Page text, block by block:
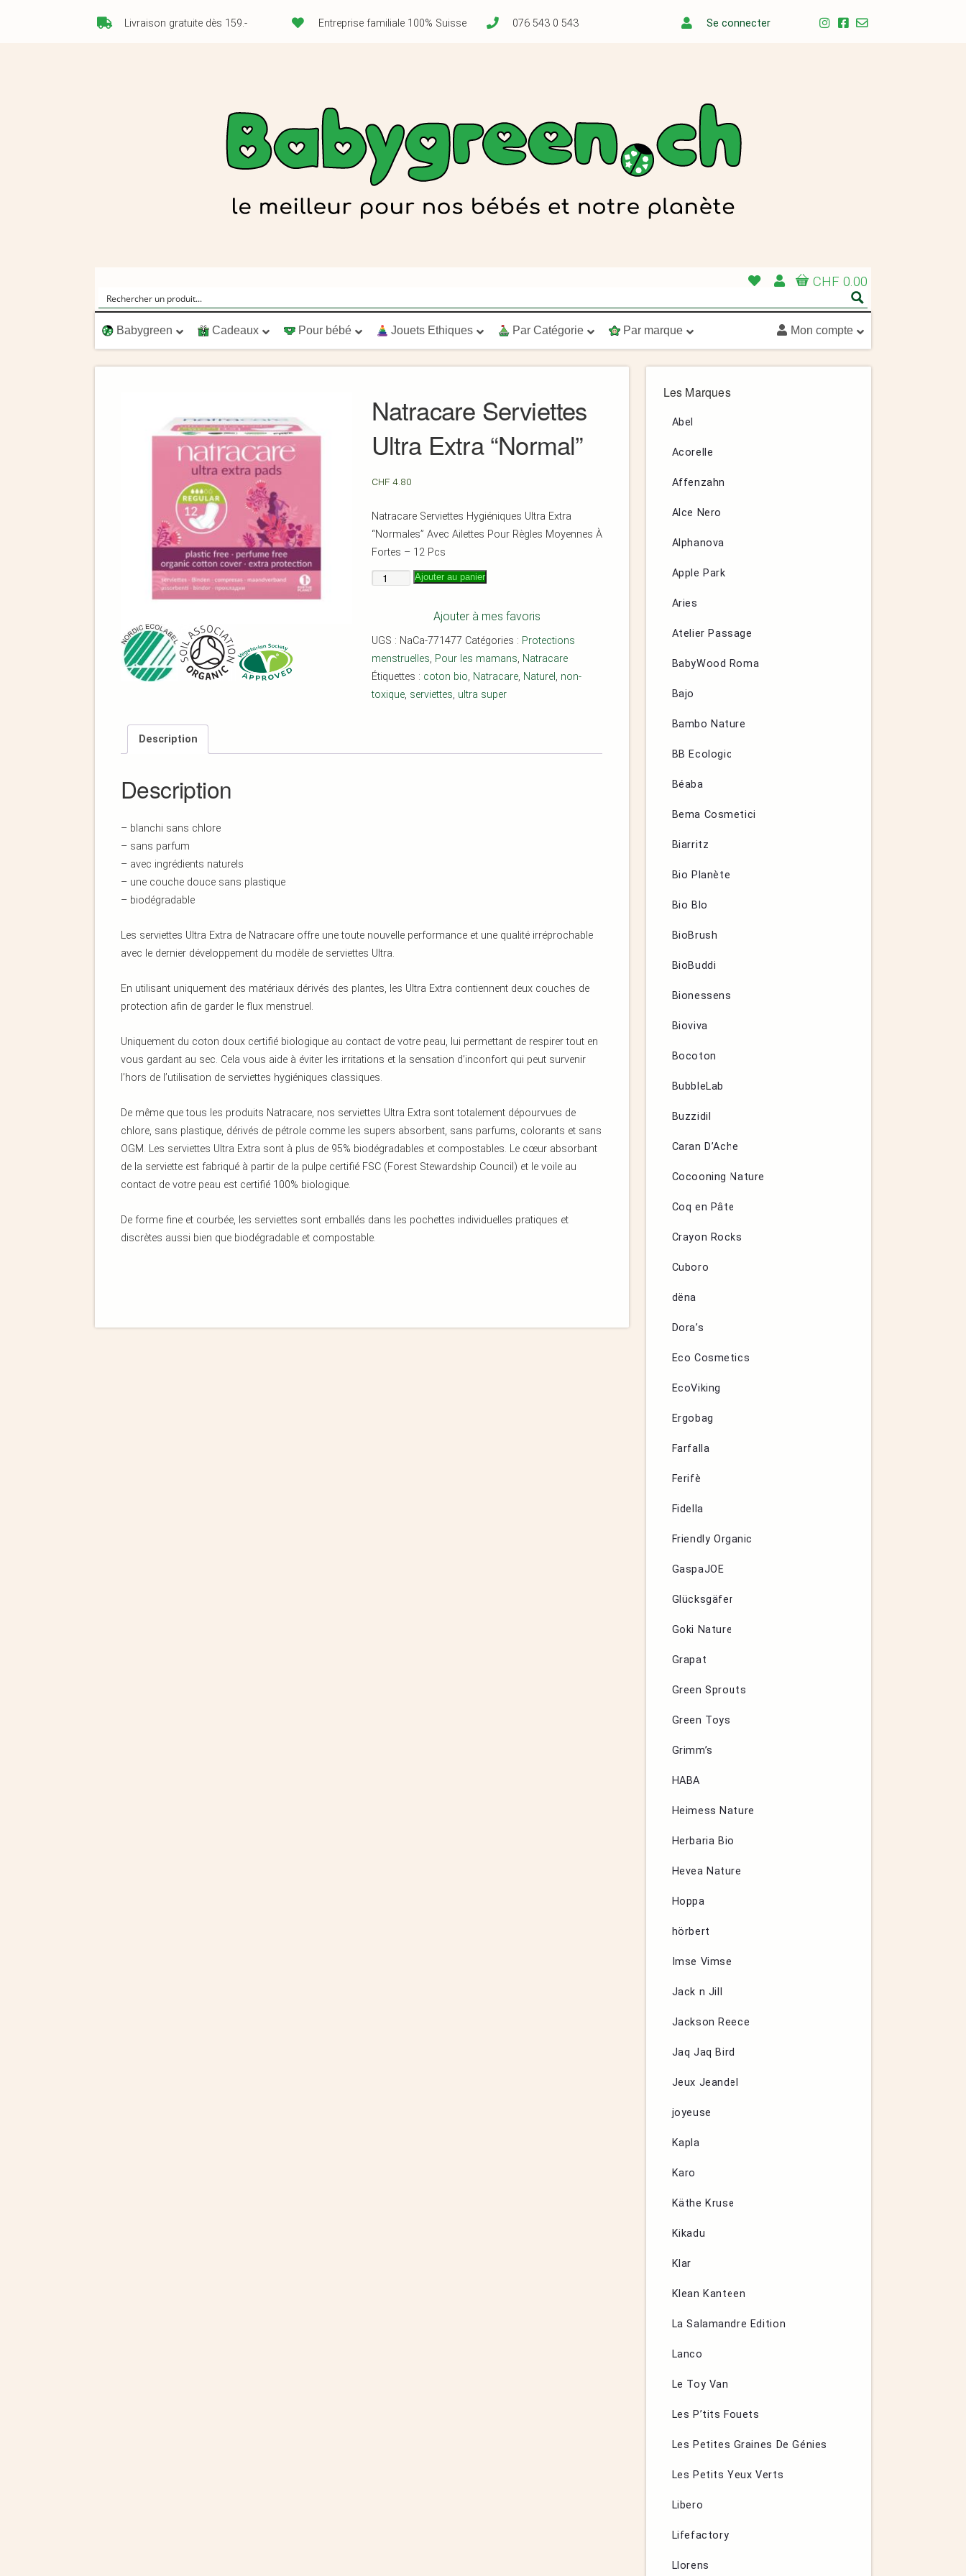
Livraison gratuite dès 159.- Entreprise familiale 100% Suisse 076 543 0 543 Se connecter
CHF 0.00
Babygreen Cadeaux Pour bébé Jouets Ethiques Par Catégorie Par marque Mon compte
Natracare Serviettes
Ultra Extra “Normal”
CHF 4.80
Natracare Serviettes Hygiéniques Ultra Extra
“Normales” Avec Ailettes Pour Règles Moyennes À
Fortes – 12 Pcs
Ajouter au panier
Ajouter à mes favoris
UGS : NaCa-771477 Catégories : Protections
menstruelles, Pour les mamans, Natracare
Étiquettes : coton bio, Natracare, Naturel , non-
toxique, serviettes, ultra super
Description
Description
– blanchi sans chlore
– sans parfum
– avec ingrédients naturels
– une couche douce sans plastique
– biodégradable
Les serviettes Ultra Extra de Natracare offre une toute nouvelle performance et une qualité irréprochable
avec le dernier développement du modèle de serviettes Ultra.
En utilisant uniquement des matériaux dérivés des plantes, les Ultra Extra contiennent deux couches de
protection afin de garder le flux menstruel.
Uniquement du coton doux certifié biologique au contact de votre peau, lui permettant de respirer tout en
vous gardant au sec. Cela vous aide à éviter les irritations et la sensation d’inconfort qui peut survenir
l’hors de l’utilisation de serviettes hygiéniques classiques.
De même que tous les produits Natracare, nos serviettes Ultra Extra sont totalement dépourvues de
chlore, sans plastique, dérivés de pétrole comme les supers absorbent, sans parfums, colorants et sans
OGM. Les serviettes Ultra Extra sont à plus de 95% biodégradables et compostables. Le cœur absorbant
de la serviette est fabriqué à partir de la pulpe certifié FSC (Forest Stewardship Council) et le voile au
contact de votre peau est certifié 100% biologique.
De forme fine et courbée, les serviettes sont emballés dans les pochettes individuelles pratiques et
discrètes aussi bien que biodégradable et compostable.
Les Marques
Abel
Acorelle
Affenzahn
Alce Nero
Alphanova
Apple Park
Aries
Atelier Passage
BabyWood Roma
Bajo
Bambo Nature
BB Ecologic
Béaba
Bema Cosmetici
Biarritz
Bio Planète
Bio Blo
BioBrush
BioBuddi
Bionessens
Bioviva
Bocoton
BubbleLab
Buzzidil
Caran D’Ache
Cocooning Nature
Coq en Pâte
Crayon Rocks
Cuboro
dëna
Dora’s
Eco Cosmetics
EcoViking
Ergobag
Farfalla
Ferifè
Fidella
Friendly Organic
GaspaJOE
Glücksgäfer
Goki Nature
Grapat
Green Sprouts
Green Toys
Grimm’s
HABA
Heimess Nature
Herbaria Bio
Hevea Nature
Hoppa
hörbert
Imse Vimse
Jack n Jill
Jackson Reece
Jaq Jaq Bird
Jeux Jeandel
joyeuse
Kapla
Karo
Käthe Kruse
Kikadu
Klar
Klean Kanteen
La Salamandre Edition
Lanco
Le Toy Van
Les P’tits Fouets
Les Petites Graines De Génies
Les Petits Yeux Verts
Libero
Lifefactory
Llorens